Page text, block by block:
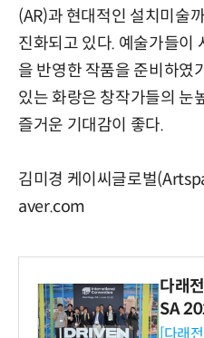
(AR)과 현대적인 설치미술
진화되고 있다. 예술가들이
을 반영한 작품을 준비하였
있는 화랑은 창작가들의 눈
즐거운 기대감이 좋다.
김미경 케이씨글로벌
aver.com
다래
SA
와의
[다래